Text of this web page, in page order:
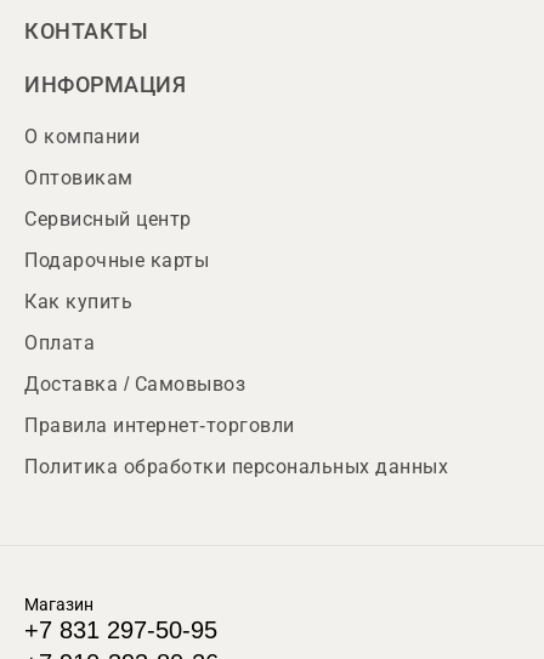
КОНТАКТЫ
ИНФОРМАЦИЯ
О компании
Оптовикам
Сервисный центр
Подарочные карты
Как купить
Оплата
Доставка / Самовывоз
Правила интернет-торговли
Политика обработки персональных данных
Магазин
+7 831 297-50-95